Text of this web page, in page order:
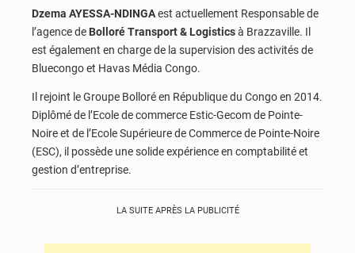
Dzema AYESSA-NDINGAest actuellement Responsable de
l’agence de Bolloré Transport & Logisticsà Brazzaville. Il
est également en charge de la supervision des activités de
Bluecongo et Havas Média Congo.
Il rejoint le Groupe Bolloré en République du Congo en 2014.
Diplômé de l’Ecole de commerce Estic-Gecom de Pointe-
Noire et de l’Ecole Supérieure de Commerce de Pointe-Noire
(ESC), il possède une solide expérience en comptabilité et
gestion d’entreprise.
LA SUITE APRÈS LA PUBLICITÉ